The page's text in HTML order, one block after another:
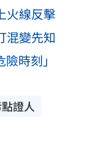
火線反擊
混變先知
時刻」
證人